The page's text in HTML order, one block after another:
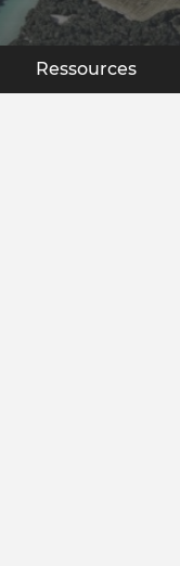
Ressources